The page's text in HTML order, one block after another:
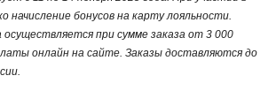
начисление бонусов на карту лояльности.
при сумме заказа от 3 000
онлайн на сайте. Заказы доставляются до